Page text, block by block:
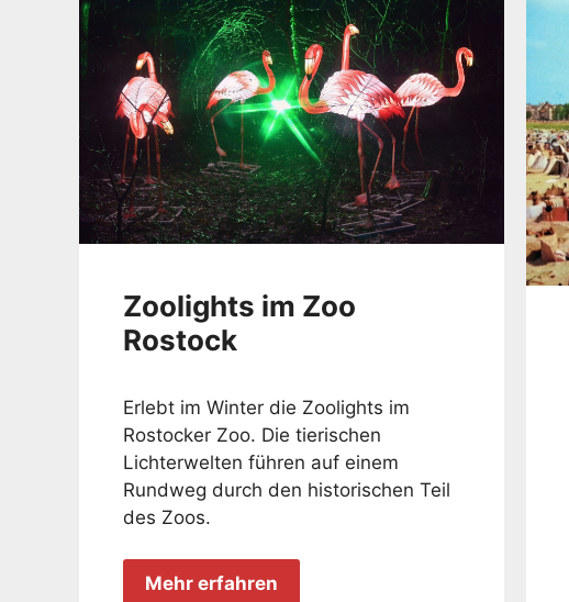
Zoolights im Zoo
Rostock
Erlebt im Winter die Zoolights im
Rostocker Zoo. Die tierischen
Lichterwelten führen auf einem
Rundweg durch den historischen Teil
des Zoos.
Mehr erfahren